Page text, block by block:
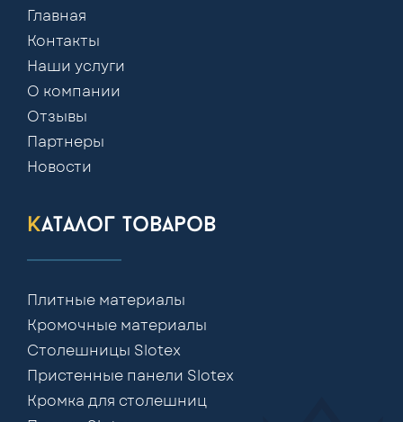
Главная
Контакты
Наши услуги
О компании
Отзывы
Партнеры
Новости
каталог товаров
Плитные материалы
Кромочные материалы
Столешницы Slotex
Пристенные панели Slotex
Кромка для столешниц